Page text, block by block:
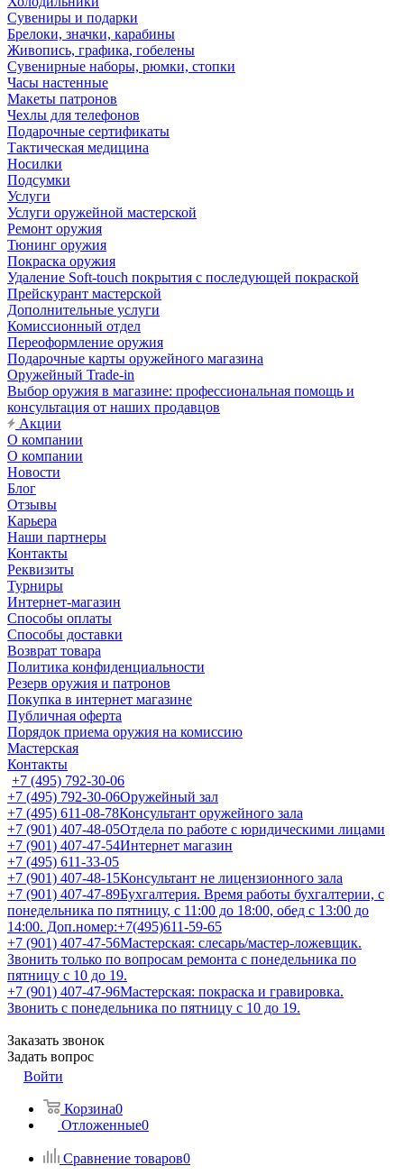
Сувениры и подарки
Брелоки, значки, карабины
Живопись, графика, гобелены
Сувенирные наборы, рюмки, стопки
Часы настенные
Макеты патронов
Чехлы для телефонов
Подарочные сертификаты
Тактическая медицина
Носилки
Подсумки
Услуги
Услуги оружейной мастерской
Ремонт оружия
Тюнинг оружия
Покраска оружия
Удаление Soft-touch покрытия с последующей покраской
Прейскурант мастерской
Дополнительные услуги
Комиссионный отдел
Переоформление оружия
Подарочные карты оружейного магазина
Оружейный Trade-in
Выбор оружия в магазине: профессиональная помощь и
консультация от наших продавцов
Акции
О компании
О компании
Новости
Блог
Отзывы
Карьера
Наши партнеры
Контакты
Реквизиты
Турниры
Интернет-магазин
Способы оплаты
Способы доставки
Возврат товара
Политика конфиденциальности
Резерв оружия и патронов
Покупка в интернет магазине
Публичная оферта
Порядок приема оружия на комиссию
Мастерская
Контакты
+7 (495) 792-30-06
+7 (495) 792-30-06Оружейный зал
+7 (495) 611-08-78Консультант оружейного зала
+7 (901) 407-48-05Отдела по работе с юридическими лицами
+7 (901) 407-47-54Интернет магазин
+7 (495) 611-33-05
+7 (901) 407-48-15Консультант не лицензионного зала
+7 (901) 407-47-89Бухгалтерия. Время работы бухгалтерии, с
понедельника по пятницу, с 11:00 до 18:00, обед с 13:00 до
14:00. Доп.номер:+7(495)611-59-65
+7 (901) 407-47-56Мастерская: слесарь/мастер-ложевщик.
Звонить только по вопросам ремонта с понедельника по
пятницу с 10 до 19.
+7 (901) 407-47-96Мастерская: покраска и гравировка.
Звонить с понедельника по пятницу с 10 до 19.
Заказать звонок
Задать вопрос
Войти
Корзина0
Отложенные0
Сравнение товаров0